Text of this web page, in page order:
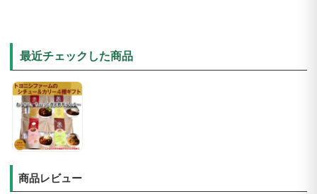
最近チェックした商品
商品レビュー